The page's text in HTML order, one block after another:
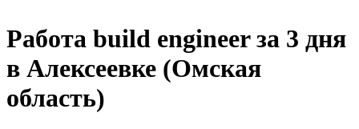
Работа build engineer за 3 дня
в Алексеевке (Омская
область)